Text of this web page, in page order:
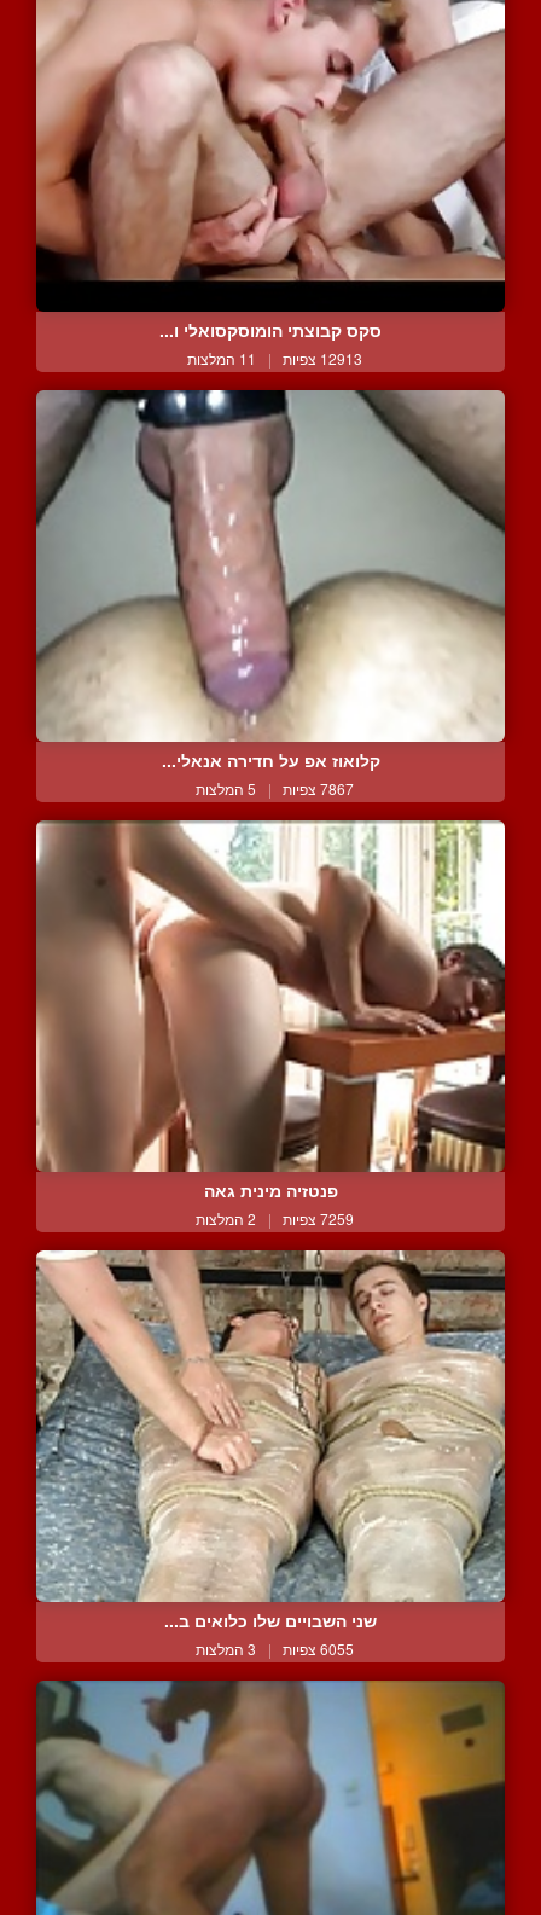
סקס קבוצתי הומוסקסואלי ו...
12913 צפיות | 11 המלצות
קלואוז אפ על חדירה אנאלי...
7867 צפיות | 5 המלצות
פנטזיה מינית גאה
7259 צפיות | 2 המלצות
שני השבויים שלו כלואים ב...
6055 צפיות | 3 המלצות